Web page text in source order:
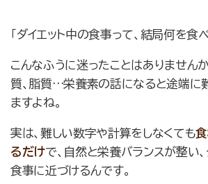
「ダイエット中の食事って、結局何を食
こんなふうに迷ったことはありません
質、脂質…栄養素の話になると途端に
ますよね。
実は、難しい数字や計算をしなくても食
るだけで、自然と栄養バランスが整い、
食事に近づけるんです。